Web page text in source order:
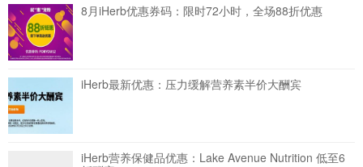
8月iHerb优惠券码：限时72小时，全场88折优惠
iHerb最新优惠：压力缓解营养素半价大酬宾
iHerb营养保健品优惠：Lake Avenue Nutrition 低至6